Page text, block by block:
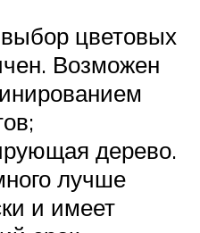
цветовых
Возможен
дерево.
лучше
и имеет